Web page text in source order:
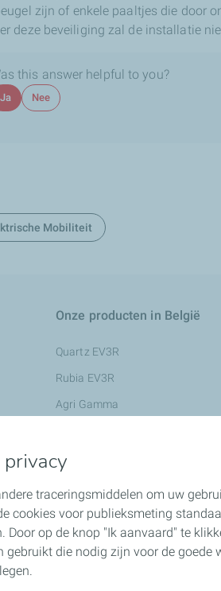
zijn of enkele paaltjes die door
deze beveiliging zal de installatie
this answer helpful to you?
Ja Nee
Mobiliteit
Onze producten in België
Quartz EV3R
Rubia EV3R
Agri Gamma
Nevastane
Preslia
Smeermiddelen voor de
Charge+ Business
traceringsmiddelen om uw
cookies voor publieksmeting
Door op de knop "Ik aanvaard" te
gebruikt die nodig zijn voor de